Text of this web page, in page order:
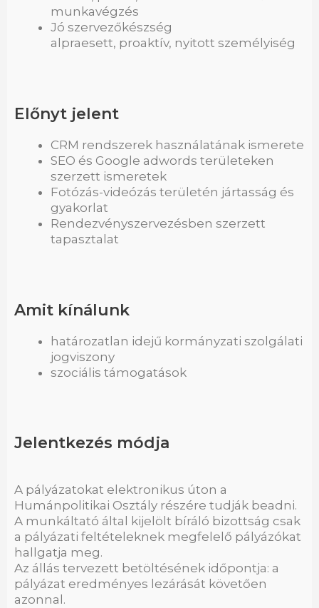
munkavégzés
Jó szervezőkészség
alpraesett, proaktív, nyitott személyiség
Előnyt jelent
CRM rendszerek használatának ismerete
SEO és Google adwords területeken
szerzett ismeretek
Fotózás-videózás területén jártasság és
gyakorlat
Rendezvényszervezésben szerzett
tapasztalat
Amit kínálunk
határozatlan idejű kormányzati szolgálati
jogviszony
szociális támogatások
Jelentkezés módja
A pályázatokat elektronikus úton a
Humánpolitikai Osztály részére tudják beadni.
A munkáltató által kijelölt bíráló bizottság csak
a pályázati feltételeknek megfelelő pályázókat
hallgatja meg.
Az állás tervezett betöltésének időpontja: a
pályázat eredményes lezárását követően
azonnal.